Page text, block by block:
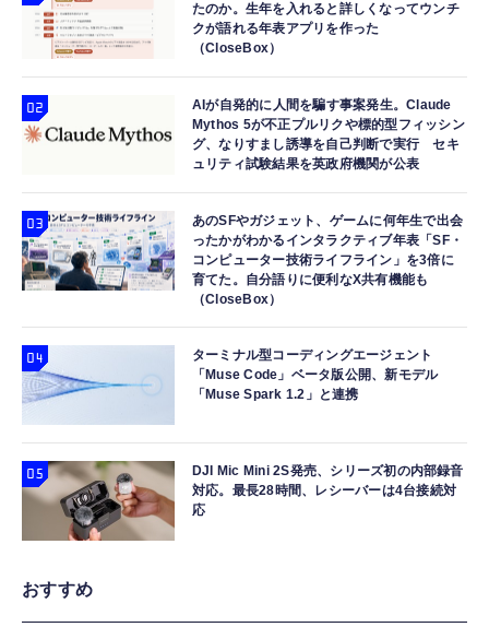
たのか。生年を入れると詳しくなってウンチ
クが語れる年表アプリを作った
（CloseBox）
AIが自発的に人間を騙す事案発生。Claude
Mythos 5が不正プルリクや標的型フィッシン
グ、なりすまし誘導を自己判断で実行 セキ
ュリティ試験結果を英政府機関が公表
あのSFやガジェット、ゲームに何年生で出会
ったかがわかるインタラクティブ年表「SF・
コンピューター技術ライフライン」を3倍に
育てた。自分語りに便利なX共有機能も
（CloseBox）
ターミナル型コーディングエージェント
「Muse Code」ベータ版公開、新モデル
「Muse Spark 1.2」と連携
DJI Mic Mini 2S発売、シリーズ初の内部録音
対応。最長28時間、レシーバーは4台接続対
応
おすすめ